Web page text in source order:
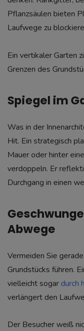
Pflanzsäulen bieten
Laufwege zu
Ein vertikaler Garten
Grenzen des
Spiegel im
Was in der
Hit. Ein strategisch
Mauer oder hinter
verdoppeln. Er
Durchgang in einen
Abwege
Vermeiden Sie
Grundstücks führen.
vielleicht sogar durch
verlängert den
Der Besucher weiß